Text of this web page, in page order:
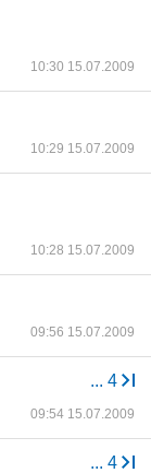
10:30 15.07.2009
10:29 15.07.2009
10:28 15.07.2009
09:56 15.07.2009
... 4
09:54 15.07.2009
... 4